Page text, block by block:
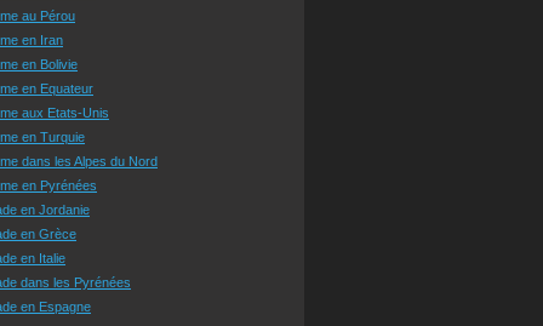
au Pérou
en Iran
en Bolivie
en Equateur
aux Etats-Unis
en Turquie
dans les Alpes du Nord
en Pyrénées
en Jordanie
en Grèce
en Italie
dans les Pyrénées
en Espagne